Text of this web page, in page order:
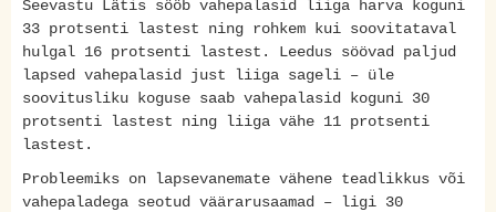
Seevastu Lätis sööb vahepalasid liiga harva koguni
33 protsenti lastest ning rohkem kui soovitataval
hulgal 16 protsenti lastest. Leedus söövad paljud
lapsed vahepalasid just liiga sageli – üle
soovitusliku koguse saab vahepalasid koguni 30
protsenti lastest ning liiga vähe 11 protsenti
lastest.
Probleemiks on lapsevanemate vähene teadlikkus või
vahepaladega seotud väärarusaamad – ligi 30